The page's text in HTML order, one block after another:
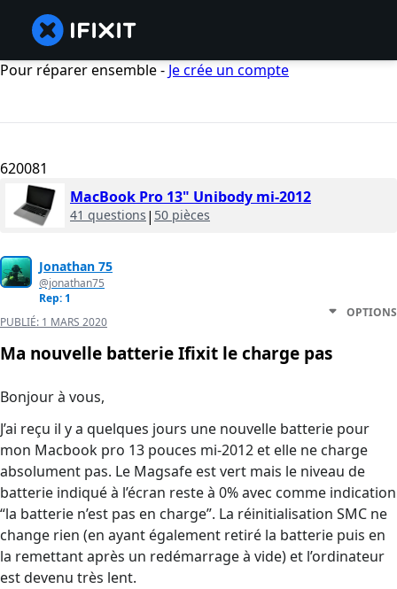
Pour réparer ensemble - Je crée un compte
620081
MacBook Pro 13" Unibody mi-2012
41 questions | 50 pièces
Jonathan 75
@jonathan75
Rep: 1
PUBLIÉ: 1 MARS 2020
OPTIONS
Ma nouvelle batterie Ifixit le charge pas
Bonjour à vous,
J’ai reçu il y a quelques jours une nouvelle batterie pour
mon Macbook pro 13 pouces mi-2012 et elle ne charge
absolument pas. Le Magsafe est vert mais le niveau de
batterie indiqué à l’écran reste à 0% avec comme indication
“la batterie n’est pas en charge”. La réinitialisation SMC ne
change rien (en ayant également retiré la batterie puis en
la remettant après un redémarrage à vide) et l’ordinateur
est devenu très lent.